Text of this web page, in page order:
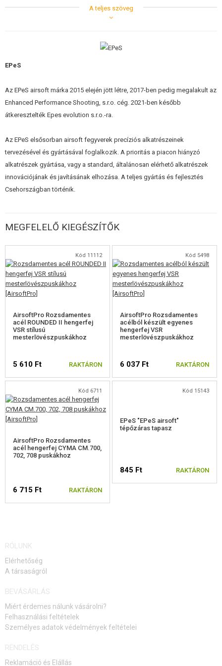
segíti az összeszerelés élettartamát
nagyon jó módja annak, hogy csendesítse a puskát
3,5 mm
Négyféle keménységben kapható a párnázó hatás és a tartósság ideális
50 Duro - szürke szín
60 Duro - kék
70 Duro - fekete
A köztes gyűrű mérete 21,5 x 7 mm. 1 mm-es PU fedőréteggel és 3M
VSR és hasonló, 22 mm belső átmérőjű hengerrel rendelkező kézi
Tokyo Marui VSR-10
CM.700, CM.700A, CM.701, CM.702, CM.708
Nos MB02, MB03
JG BAR10
Classic Army M24 LTR
A teljes szöveg
EPeS
Az EPeS airsoft márka 2015 elején jött létre, 2017-ben pedig megalakult az
Enhanced Performance Shooting, s.r.o. cég. 2021-ben később
átkeresztelték Epes evolution s.r.o.-ra.
Az EPeS elsősorban airsoft fegyverek precíziós alkatrészeinek
tervezésével és gyártásával foglalkozik. A prioritás a piacon hiányzó
alkatrészek gyártása, vagy a standard, általánosan elérhető alkatrészek
innovációjának és javításának elhozása. A teljes gyártás és fejlesztés
Csehországban történik.
MEGFELELŐ KIEGÉSZÍTŐK
Kód 11112
AirsoftPro Rozsdamentes
acél ROUNDED II hengerfej
VSR stílusú
mesterlövészpuskákhoz
5 610 Ft RAKTÁRON
Kód 5498
AirsoftPro Rozsdamentes
acélból készült egyenes
hengerfej VSR
mesterlövészpuskákhoz
6 037 Ft RAKTÁRON
Kód 6711
AirsoftPro Rozsdamentes
acél hengerfej CYMA CM.700,
702, 708 puskákhoz
6 715 Ft RAKTÁRON
Kód 15143
EPeS "EPeS airsoft"
tépőzáras tapasz
845 Ft RAKTÁRON
RÓLUNK
Elérhetőség
A társaságról
BEVÁSÁRLÁS
Miért érdemes nálunk vásárolni?
Felhasználási feltételek
Személyes adatok védelmények feltételei
RENDELÉS
Reklamáció és Elállás